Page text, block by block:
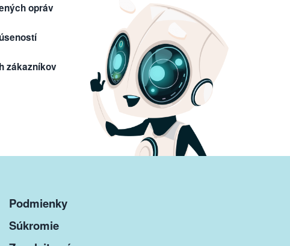
opráv
zákazníkov
Podmienky
Súkromie